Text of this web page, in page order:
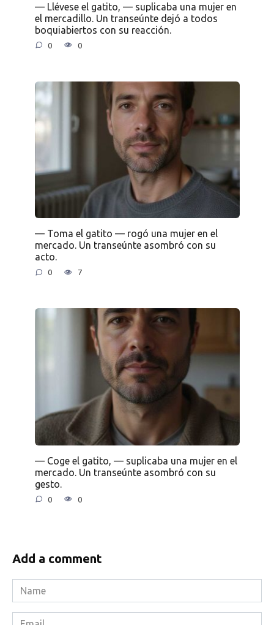
— Llévese el gatito, — suplicaba una mujer en
el mercadillo. Un transeúnte dejó a todos
boquiabiertos con su reacción.
0 0
— Toma el gatito — rogó una mujer en el
mercado. Un transeúnte asombró con su
acto.
0 7
— Coge el gatito, — suplicaba una mujer en el
mercado. Un transeúnte asombró con su
gesto.
0 0
Add a comment
Name
*
Email